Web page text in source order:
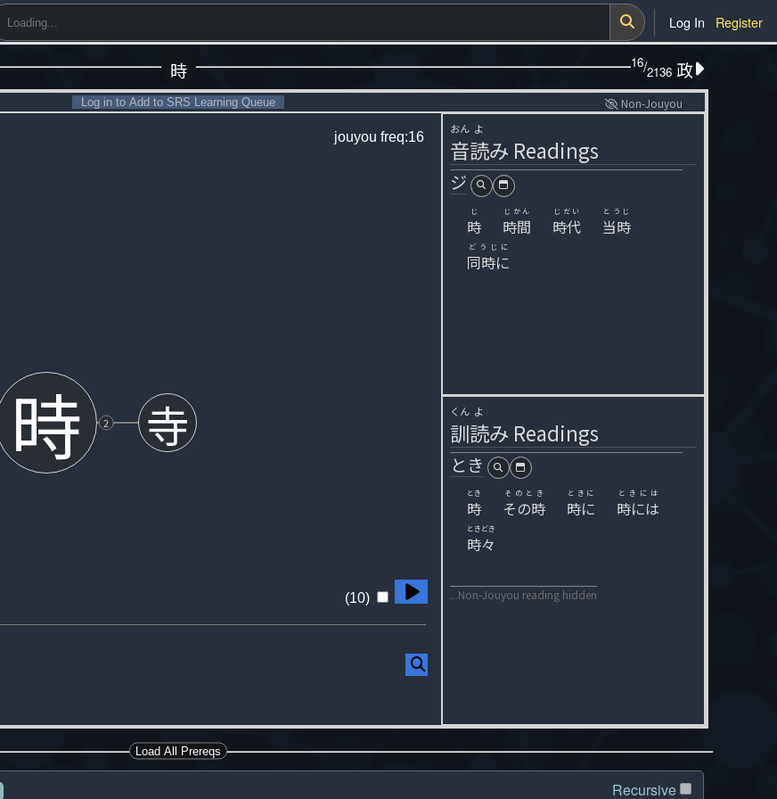
Log In Register
16/2136
時 政
Non-Jouyou
Log in to Add to SRS Learning Queue
jouyou freq:16
2 寺
時
(10)
音
おん
読
よ
み Readings
ジ
時
じ
時間
じかん
時代
じだい
当時
とうじ
同時に
どうじに
訓
くん
読
よ
み Readings
とき
時
とき
その時
そのとき
時に
ときに
時には
ときには
時々
ときどき
...Non-Jouyou reading hidden
Load All Prereqs
Recursive